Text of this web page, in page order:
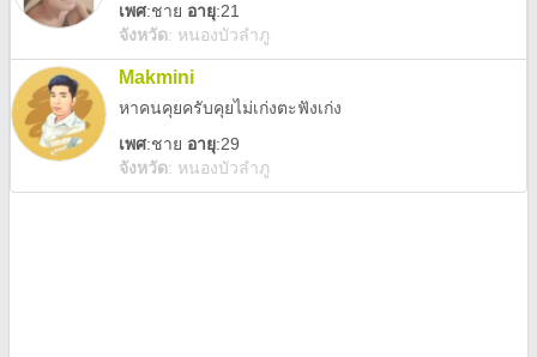
เพศ:ชาย อายุ:21
จังหวัด: หนองบัวลำภู
Makmini
หาคนคุยครับคุยไม่เก่งตะฟังเก่ง
เพศ:ชาย อายุ:29
จังหวัด: หนองบัวลำภู